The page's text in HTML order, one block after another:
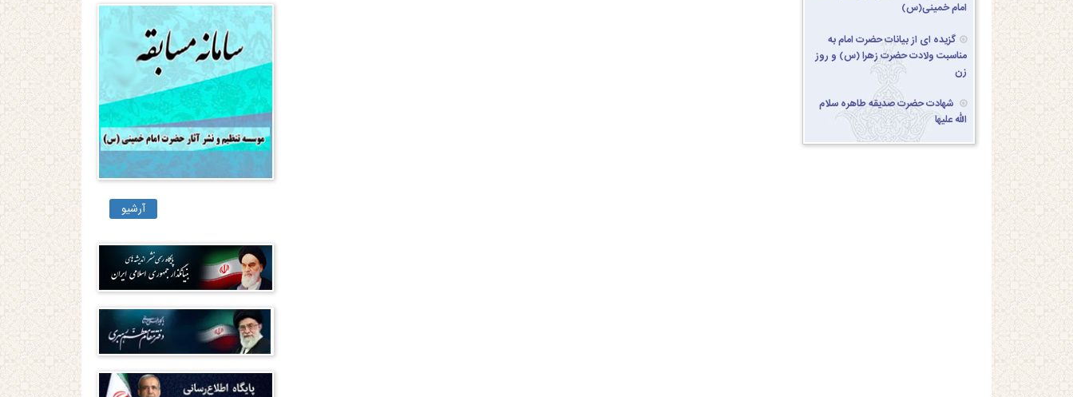
امام خمینی(س)
گزیده ای از بیانات حضرت امام به
مناسبت ولادت حضرت زهرا (س) و روز
زن
شهادت حضرت صدیقه طاهره سلام
الله علیها
آرشیو